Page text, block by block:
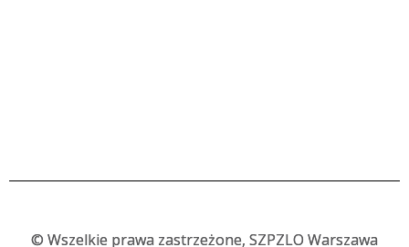
© Wszelkie prawa zastrzeżone, SZPZLO Warszawa